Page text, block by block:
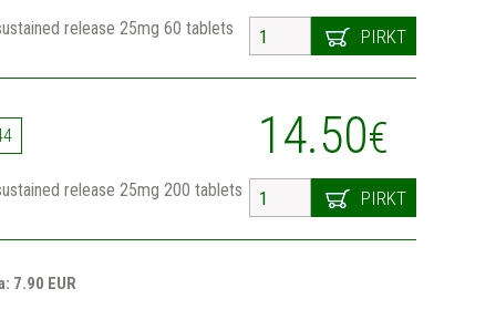
PIRKT
release 25mg 60 tablets
14.50€
PIRKT
release 25mg 200 tablets
7.90 EUR